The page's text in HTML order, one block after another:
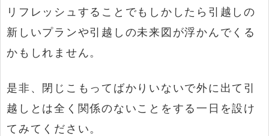
リフレッシュすることでもしかしたら引越しの
新しいプランや引越しの未来図が浮かんでくる
かもしれません。
是非、閉じこもってばかりいないで外に出て引
越しとは全く関係のないことをする一日を設け
てみてください。